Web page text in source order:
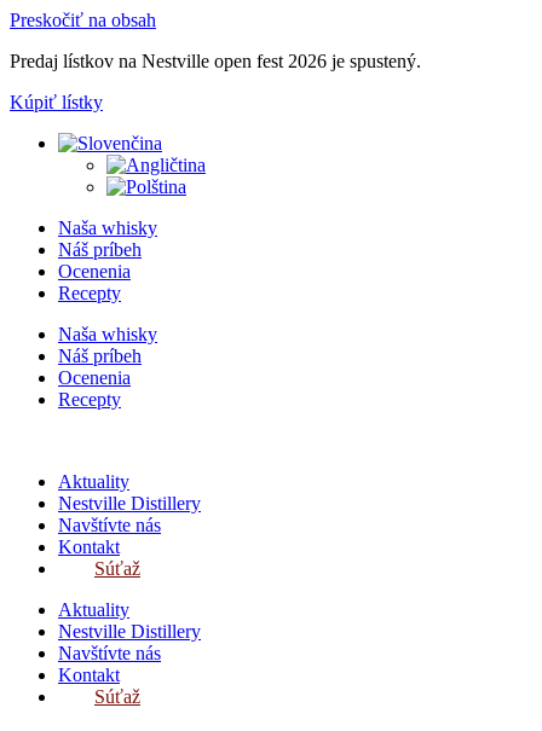
Preskočiť na obsah
Predaj lístkov na Nestville open fest 2026 je spustený.
Kúpiť lístky
Naša whisky
Náš príbeh
Ocenenia
Recepty
Naša whisky
Náš príbeh
Ocenenia
Recepty
Aktuality
Nestville Distillery
Navštívte nás
Kontakt
Súťaž
Aktuality
Nestville Distillery
Navštívte nás
Kontakt
Súťaž